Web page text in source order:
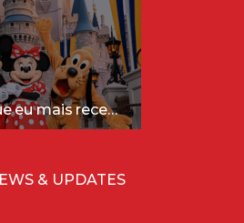
As perguntas que eu mais recebo sobre a Disney (e as respostas mais sinceras!)
& UPDATES